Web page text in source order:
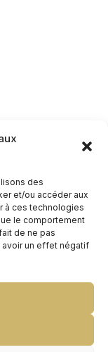
des
et/ou accéder aux
à ces technologies
le comportement
de ne pas
avoir un effet négatif
: salades
et galettes
des produits
toute la